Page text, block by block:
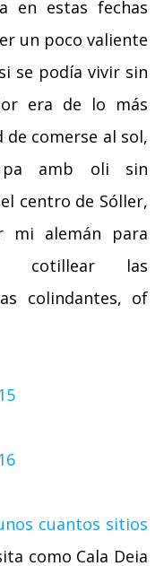
en estas fechas
un poco valiente
se podía vivir sin
era de lo más
de comerse al sol,
pa amb oli sin
centro de Sóller,
mi alemán para
cotillear las
colindantes, of
cuantos sitios
como Cala Deia